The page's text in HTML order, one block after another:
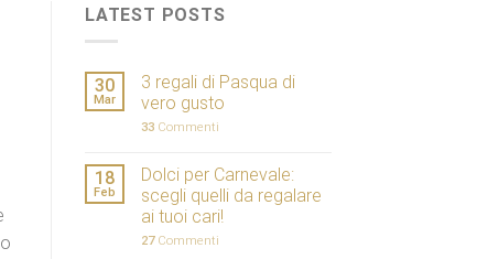
LATEST POSTS
30
Mar
3 regali di Pasqua di
vero gusto
33 Commenti
18
Feb
Dolci per Carnevale:
scegli quelli da regalare
ai tuoi cari!
27Commenti